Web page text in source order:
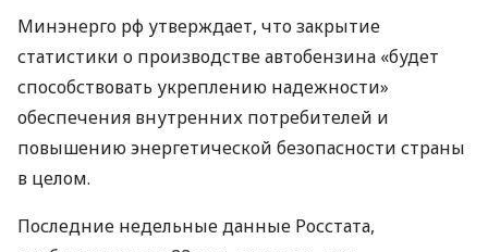
Минэнерго рф утверждает, что закрытие
статистики о производстве автобензина «будет
способствовать укреплению надежности»
обеспечения внутренних потребителей и
повышению энергетической безопасности страны
в целом.
Последние недельные данные Росстата,